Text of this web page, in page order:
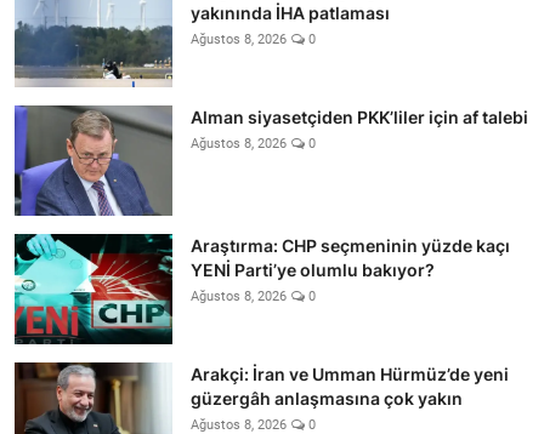
yakınında İHA patlaması
Ağustos 8, 2026 0
Alman siyasetçiden PKK’liler için af talebi
Ağustos 8, 2026 0
Araştırma: CHP seçmeninin yüzde kaçı
YENİ Parti’ye olumlu bakıyor?
Ağustos 8, 2026 0
Arakçi: İran ve Umman Hürmüz’de yeni
güzergâh anlaşmasına çok yakın
Ağustos 8, 2026 0